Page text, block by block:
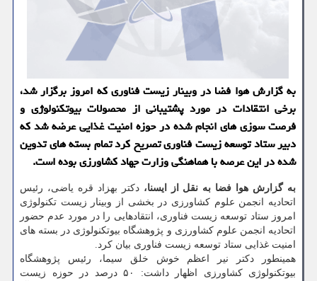
به گزارش هوا فضا در وبینار زیست فناوری كه امروز برگزار شد،
برخی انتقادات در مورد پشتیبانی از محصولات بیوتكنولوژی و
فرصت سوزی های انجام شده در حوزه امنیت غذایی عرضه شد كه
دبیر ستاد توسعه زیست فناوری تصریح كرد تمام بسته های تدوین
شده در این عرصه با هماهنگی وزارت جهاد كشاورزی بوده است.
به گزارش هوا فضا به نقل از ایسنا،دکتر بهزاد قره یاضی، رئیس
اتحادیه انجمن علوم کشاورزی در بخشی از وبینار زیست تکنولوژی
امروز ستاد توسعه زیست فناوری، انتقادهایی را در مورد عدم حضور
اتحادیه انجمن علوم کشاورزی و پژوهشگاه بیوتکنولوژی در بسته های
امنیت غذایی ستاد توسعه زیست فناوری بیان کرد.
همینطور دکتر نیر اعظم خوش خلق سیما، رئیس پژوهشگاه
بیوتکنولوژی کشاورزی اظهار داشت: ۵۰ درصد در حوزه زیست